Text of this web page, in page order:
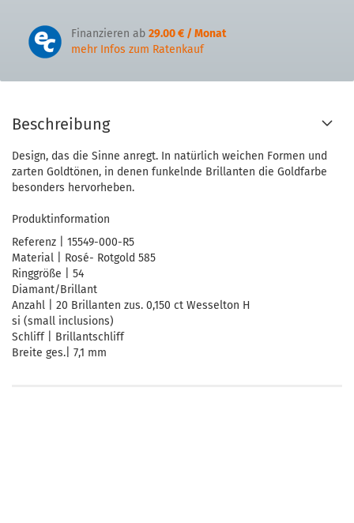
Finanzieren ab 29.00 € / Monat
mehr Infos zum Ratenkauf
Beschreibung
Design, das die Sinne anregt. In natürlich weichen Formen und
zarten Goldtönen, in denen funkelnde Brillanten die Goldfarbe
besonders hervorheben.
Produktinformation
Referenz | 15549-000-R5
Material | Rosé- Rotgold 585
Ringgröße | 54
Diamant/Brillant
Anzahl | 20 Brillanten zus. 0,150 ct Wesselton H
si (small inclusions)
Schliff | Brillantschliff
Breite ges.| 7,1 mm